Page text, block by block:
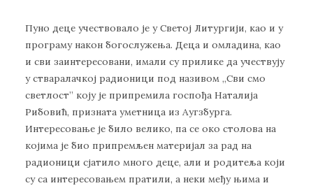
Пуно деце учествовало је у Светој Литургији, као и у
програму након богослужења. Деца и омладина, као
и сви заинтересовани, имали су прилике да учествују
у стваралачкој радионици под називом ,,Сви смо
светлост” коју је припремила госпођа Наталија
Рибовић, призната уметница из Аугзбурга.
Интересовање је било велико, па се око столова на
којима је био припремљен материјал за рад на
радионици сјатило много деце, али и родитеља који
су са интересовањем пратили, а неки међу њима и